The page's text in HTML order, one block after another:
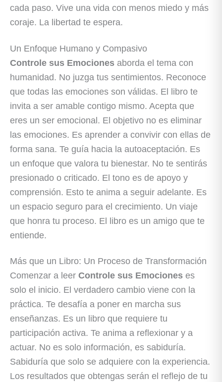
cada paso. Vive una vida con menos miedo y más
coraje. La libertad te espera.
Un Enfoque Humano y Compasivo
Controle sus Emociones aborda el tema con
humanidad. No juzga tus sentimientos. Reconoce
que todas las emociones son válidas. El libro te
invita a ser amable contigo mismo. Acepta que
eres un ser emocional. El objetivo no es eliminar
las emociones. Es aprender a convivir con ellas de
forma sana. Te guía hacia la autoaceptación. Es
un enfoque que valora tu bienestar. No te sentirás
presionado o criticado. El tono es de apoyo y
comprensión. Esto te anima a seguir adelante. Es
un espacio seguro para el crecimiento. Un viaje
que honra tu proceso. El libro es un amigo que te
entiende.
Más que un Libro: Un Proceso de Transformación
Comenzar a leer Controle sus Emociones es
solo el inicio. El verdadero cambio viene con la
práctica. Te desafía a poner en marcha sus
enseñanzas. Es un libro que requiere tu
participación activa. Te anima a reflexionar y a
actuar. No es solo información, es sabiduría.
Sabiduría que solo se adquiere con la experiencia.
Los resultados que obtengas serán el reflejo de tu